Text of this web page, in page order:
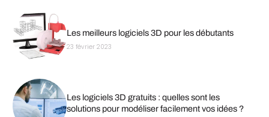
Les meilleurs logiciels 3D pour les débutants
23 février 2023
Les logiciels 3D gratuits : quelles sont les
solutions pour modéliser facilement vos idées ?